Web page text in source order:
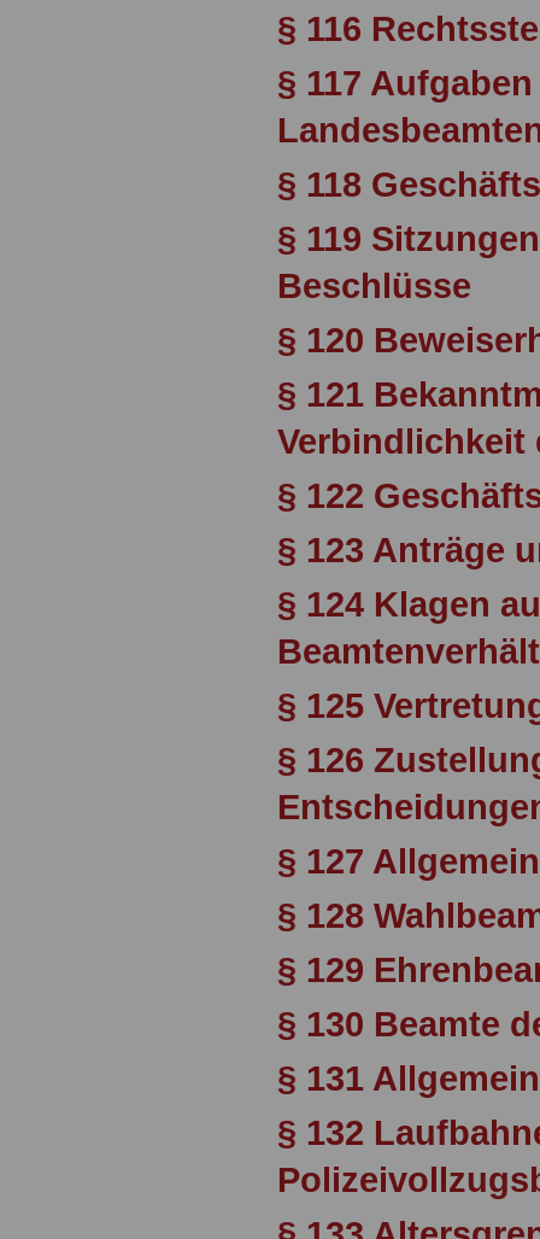
§ 116
§ 117
§ 118
§ 119
Beschlüsse
§ 120
§ 121
Verbindlichkeit
§ 122
§ 123 Anträge
§ 124 Klagen
§ 125
§ 126
§ 127
§ 128
§ 129
§ 130 Beamte
§ 131
§ 132